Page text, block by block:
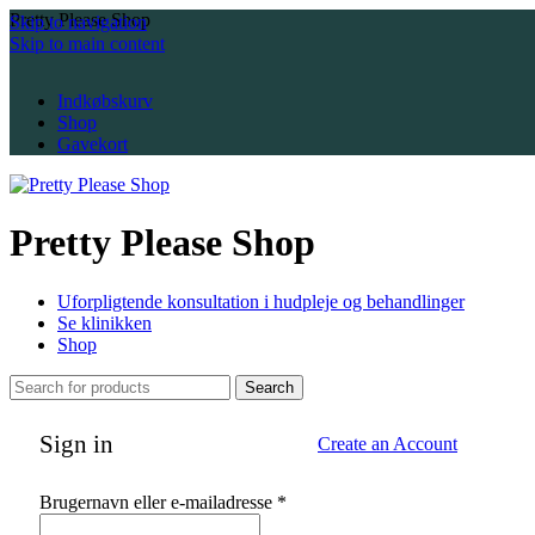
Skip to navigation
Skip to main content
Pretty Please Shop
Indkøbskurv
Shop
Gavekort
Pretty Please Shop
Uforpligtende konsultation i hudpleje og behandlinger
Se klinikken
Shop
Search
Sign in Create an Account
Brugernavn eller e-mailadresse *